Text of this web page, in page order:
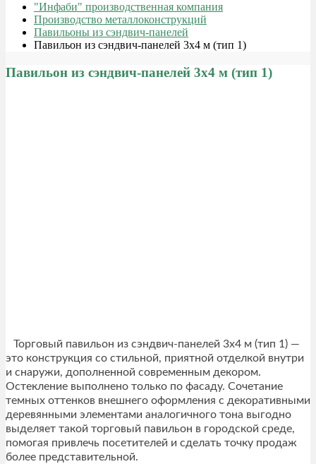
"Инфаби" производственная компания
Производство металлоконструкций
Павильоны из сэндвич-панелей
Павильон из сэндвич-панелей 3х4 м (тип 1)
Павильон из сэндвич-панелей 3х4 м (тип 1)
Торговый павильон из сэндвич-панелей 3х4 м (тип 1) —
это конструкция со стильной, приятной отделкой внутри
и снаружи, дополненной современным декором.
Остекление выполнено только по фасаду. Сочетание
темных оттенков внешнего оформления с декоративными
деревянными элементами аналогичного тона выгодно
выделяет такой торговый павильон в городской среде,
помогая привлечь посетителей и сделать точку продаж
более представительной.